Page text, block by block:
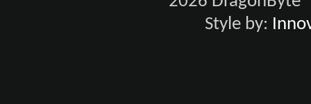
Style by: